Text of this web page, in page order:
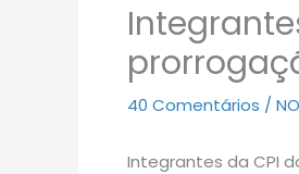
40 Comentários /
Integrantes da CPI